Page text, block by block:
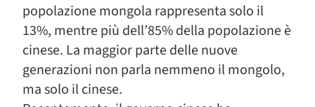
popolazione mongola rappresenta solo il
13%, mentre più dell’85% della popolazione è
cinese. La maggior parte delle nuove
generazioni non parla nemmeno il mongolo,
ma solo il cinese.